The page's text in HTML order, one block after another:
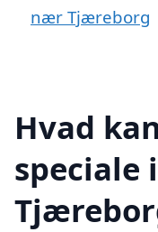
nær Tjæreborg
Hvad
speciale